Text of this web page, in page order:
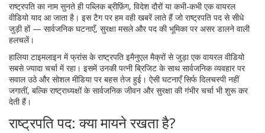
राष्ट्रपति का नाम सुनते ही पब्लिक ब्रीफ़िंग, विदेश दौरों या कभी-कभी एक वायरल
वीडियो याद आ जाता है। इस टैग पर हम वही खबरें लाते हैं जो राष्ट्रपति पद से सीधे
जुड़ी हों — सार्वजनिक घटनाएँ, सुरक्षा मसले और पद की भूमिका पर असर डालने वाली
हलचलें।
हालिया टाइमलाइन में फ्रांस के राष्ट्रपति इमैनुएल मैक्रों से जुड़ा एक वायरल वीडियो
सबसे ज्यादा चर्चा में रहा। इसमें उनकी पत्नी ब्रिजिट के साथ सार्वजनिक व्यवहार पर
सवाल उठे और सोशल मीडिया पर बहस तेज हुई। ऐसी घटनाएँ सिर्फ दिलचस्पी नहीं
जगातीं, बल्कि राष्ट्राध्यक्षों के सार्वजनिक जीवन और सुरक्षा की गंभीर चर्चा भी शुरू कर
देती हैं।
राष्ट्रपति पद: क्या मायने रखता है?